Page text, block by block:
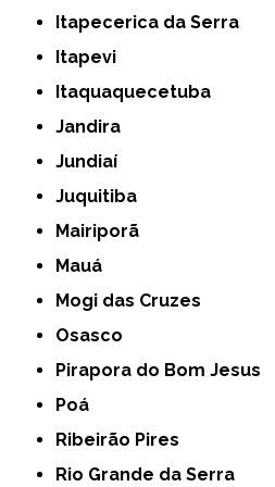
Itapecerica da Serra
Itapevi
Itaquaquecetuba
Jandira
Jundiaí
Juquitiba
Mairiporã
Mauá
Mogi das Cruzes
Osasco
Pirapora do Bom Jesus
Poá
Ribeirão Pires
Rio Grande da Serra